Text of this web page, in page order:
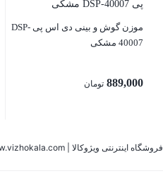
موزن گوش و بینی دی اس پی DSP-
40007 مشکی
889,000 تومان
فروشگاه اینترنتی ویژوکالا | www.vizhokala.com